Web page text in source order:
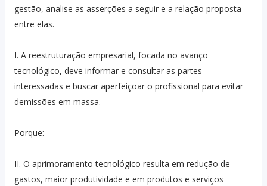
gestão, analise as asserções a seguir e a relação proposta
entre elas.
I. A reestruturação empresarial, focada no avanço
tecnológico, deve informar e consultar as partes
interessadas e buscar aperfeiçoar o profissional para evitar
demissões em massa.
Porque:
II. O aprimoramento tecnológico resulta em redução de
gastos, maior produtividade e em produtos e serviços